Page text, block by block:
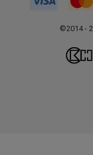
©2014 -